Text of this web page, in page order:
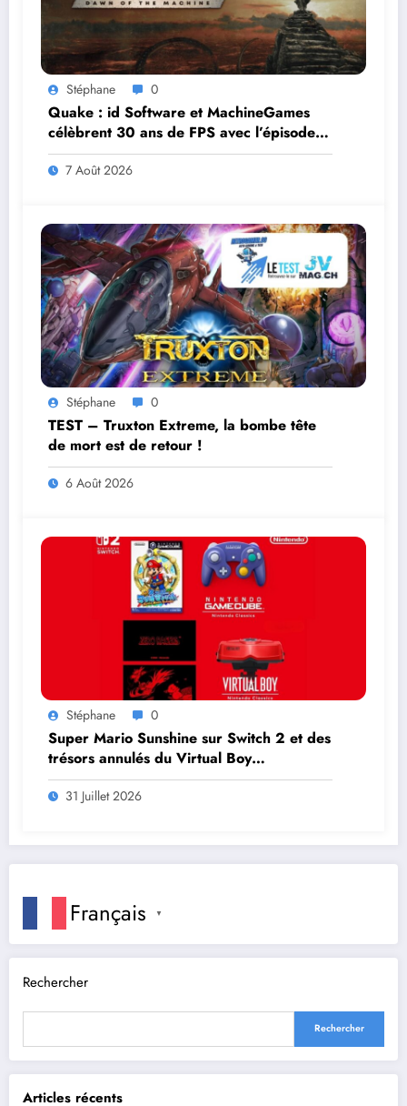
Stéphane 0
Quake : id Software et MachineGames
célèbrent 30 ans de FPS avec l’épisode
gratuit Dawn of the Machine
7 Août 2026
Stéphane 0
TEST – Truxton Extreme, la bombe tête
de mort est de retour !
6 Août 2026
Stéphane 0
Super Mario Sunshine sur Switch 2 et des
trésors annulés du Virtual Boy
débarquent en août
31 Juillet 2026
Français ▼
Rechercher
Rechercher
Articles récents